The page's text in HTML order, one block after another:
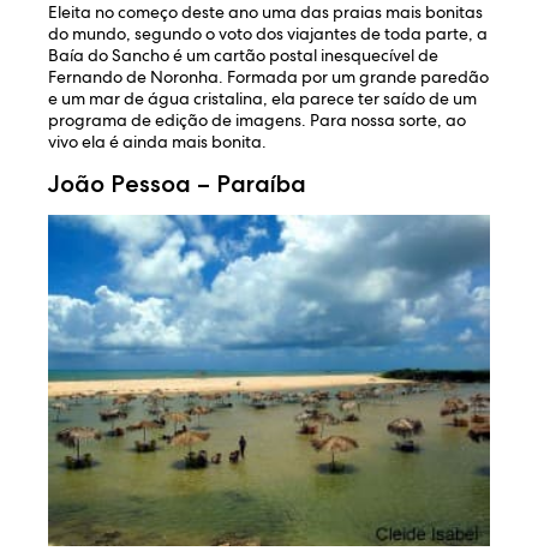
Eleita no começo deste ano uma das praias mais bonitas
do mundo, segundo o voto dos viajantes de toda parte, a
Baía do Sancho é um cartão postal inesquecível de
Fernando de Noronha. Formada por um grande paredão
e um mar de água cristalina, ela parece ter saído de um
programa de edição de imagens. Para nossa sorte, ao
vivo ela é ainda mais bonita.
João Pessoa – Paraíba